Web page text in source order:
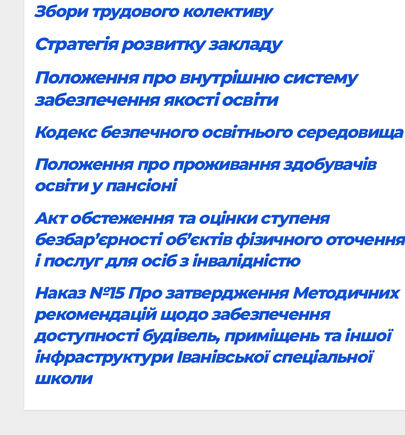
Збори трудового колективу
Стратегія розвитку закладу
Положення про внутрішню систему
забезпечення якості освіти
Кодекс безпечного освітнього середовища
Положення про проживання здобувачів
освіти у пансіоні
Акт обстеження та оцінки ступеня
безбар’єрності об’єктів фізичного оточення
і послуг для осіб з інвалідністю
Наказ №15 Про затвердження Методичних
рекомендацій щодо забезпечення
доступності будівель, приміщень та іншої
інфраструктури Іванівської спеціальної
школи